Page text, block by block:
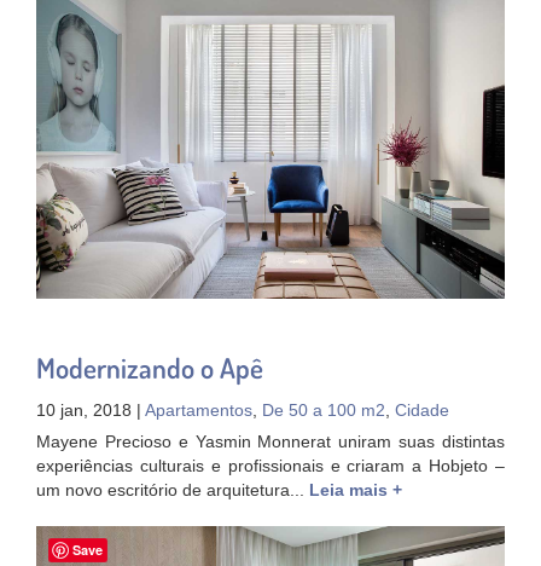
Modernizando o Apê
10 jan, 2018 | Apartamentos, De 50 a 100 m2, Cidade
Mayene Precioso e Yasmin Monnerat uniram suas distintas
experiências culturais e profissionais e criaram a Hobjeto –
um novo escritório de arquitetura...
Leia mais +
Save